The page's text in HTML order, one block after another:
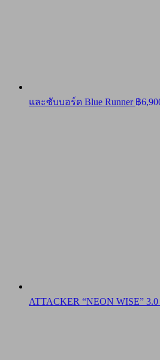
และซับบอร์ด Blue Runner ฿
ATTACKER “NEON WISE” 3.0